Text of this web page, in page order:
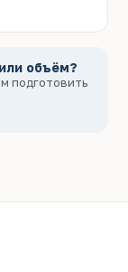
объём?
подготовить